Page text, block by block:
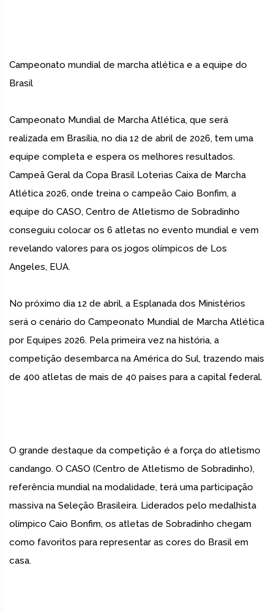
Campeonato mundial de marcha atlética e a equipe do
Brasil
Campeonato Mundial de Marcha Atlética, que será
realizada em Brasília, no dia 12 de abril de 2026, tem uma
equipe completa e espera os melhores resultados.
Campeã Geral da Copa Brasil Loterias Caixa de Marcha
Atlética 2026, onde treina o campeão Caio Bonfim, a
equipe do CASO, Centro de Atletismo de Sobradinho
conseguiu colocar os 6 atletas no evento mundial e vem
revelando valores para os jogos olímpicos de Los
Angeles, EUA.
No próximo dia 12 de abril, a Esplanada dos Ministérios
será o cenário do Campeonato Mundial de Marcha Atlética
por Equipes 2026. Pela primeira vez na história, a
competição desembarca na América do Sul, trazendo mais
de 400 atletas de mais de 40 países para a capital federal.
O grande destaque da competição é a força do atletismo
candango. O CASO (Centro de Atletismo de Sobradinho),
referência mundial na modalidade, terá uma participação
massiva na Seleção Brasileira. Liderados pelo medalhista
olímpico Caio Bonfim, os atletas de Sobradinho chegam
como favoritos para representar as cores do Brasil em
casa.